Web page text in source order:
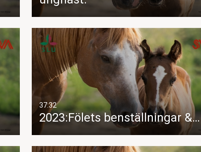
37:32
2023:Fölets benställningar &…